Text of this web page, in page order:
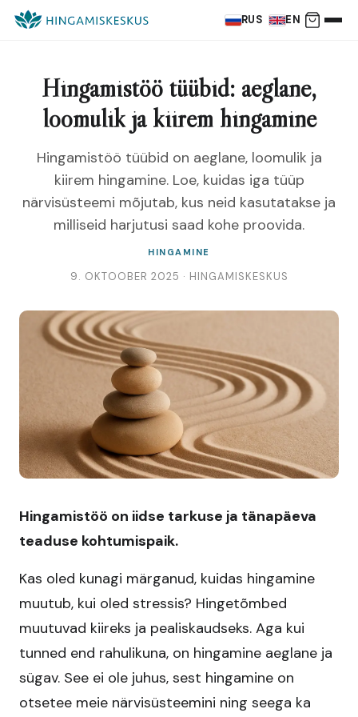
RUS EN
Hingamistöö tüübid: aeglane,
loomulik ja kiirem hingamine
Hingamistöö tüübid on aeglane, loomulik ja
kiirem hingamine. Loe, kuidas iga tüüp
närvisüsteemi mõjutab, kus neid kasutatakse ja
milliseid harjutusi saad kohe proovida.
HINGAMINE
9. OKTOOBER 2025 · HINGAMISKESKUS
Hingamistöö on iidse tarkuse ja tänapäeva
teaduse kohtumispaik.
Kas oled kunagi märganud, kuidas hingamine
muutub, kui oled stressis? Hingetõmbed
muutuvad kiireks ja pealiskaudseks. Aga kui
tunned end rahulikuna, on hingamine aeglane ja
sügav. See ei ole juhus, sest hingamine on
otsetee meie närvisüsteemini ning seega ka